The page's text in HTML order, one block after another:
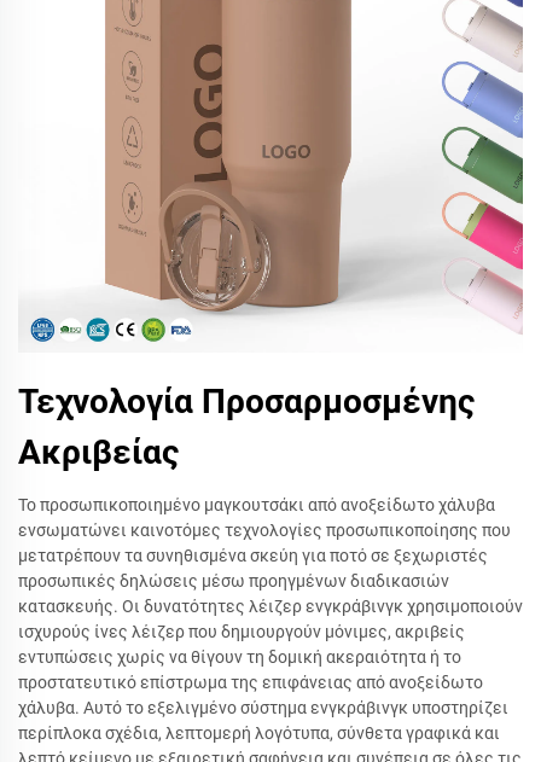
Τεχνολογία Προσαρμοσμένης
Ακριβείας
Το προσωπικοποιημένο μαγκουτσάκι από ανοξείδωτο χάλυβα
ενσωματώνει καινοτόμες τεχνολογίες προσωπικοποίησης που
μετατρέπουν τα συνηθισμένα σκεύη για ποτό σε ξεχωριστές
προσωπικές δηλώσεις μέσω προηγμένων διαδικασιών
κατασκευής. Οι δυνατότητες λέιζερ ενγκράβινγκ χρησιμοποιούν
ισχυρούς ίνες λέιζερ που δημιουργούν μόνιμες, ακριβείς
εντυπώσεις χωρίς να θίγουν τη δομική ακεραιότητα ή το
προστατευτικό επίστρωμα της επιφάνειας από ανοξείδωτο
χάλυβα. Αυτό το εξελιγμένο σύστημα ενγκράβινγκ υποστηρίζει
περίπλοκα σχέδια, λεπτομερή λογότυπα, σύνθετα γραφικά και